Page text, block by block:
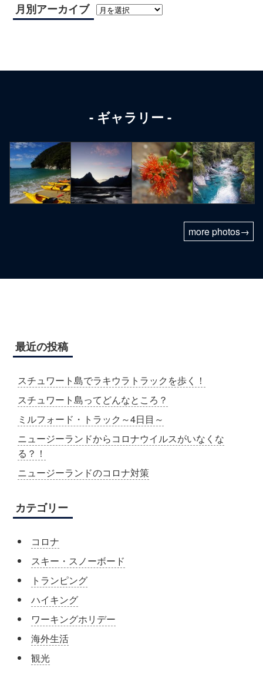
月別アーカイブ
ギャラリー
more photos→
最近の投稿
スチュワート島でラキウラトラックを歩く！
スチュワート島ってどんなところ？
ミルフォード・トラック～4日目～
ニュージーランドからコロナウイルスがいなくな
る？！
ニュージーランドのコロナ対策
カテゴリー
コロナ
スキー・スノーボード
トランピング
ハイキング
ワーキングホリデー
海外生活
観光